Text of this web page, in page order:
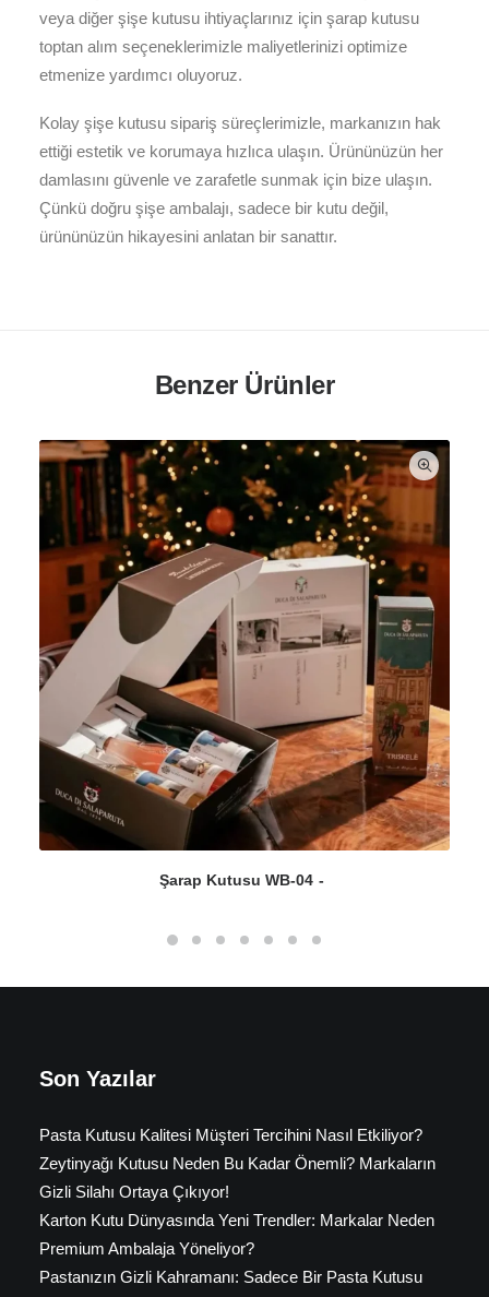
veya diğer şişe kutusu ihtiyaçlarınız için şarap kutusu
toptan alım seçeneklerimizle maliyetlerinizi optimize
etmenize yardımcı oluyoruz.
Kolay şişe kutusu sipariş süreçlerimizle, markanızın hak
ettiği estetik ve korumaya hızlıca ulaşın. Ürününüzün her
damlasını güvenle ve zarafetle sunmak için bize ulaşın.
Çünkü doğru şişe ambalajı, sadece bir kutu değil,
ürününüzün hikayesini anlatan bir sanattır.
Benzer Ürünler
Şarap Kutusu WB-04
Son Yazılar
Pasta Kutusu Kalitesi Müşteri Tercihini Nasıl Etkiliyor?
Zeytinyağı Kutusu Neden Bu Kadar Önemli? Markaların
Gizli Silahı Ortaya Çıkıyor!
Karton Kutu Dünyasında Yeni Trendler: Markalar Neden
Premium Ambalaja Yöneliyor?
Pastanızın Gizli Kahramanı: Sadece Bir Pasta Kutusu